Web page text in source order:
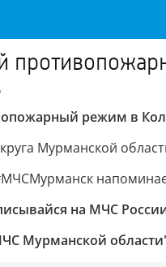
режим в
Мурманской
на МЧС
Мурманской